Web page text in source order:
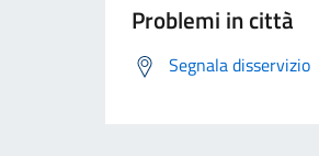
Problemi in città
Segnala disservizio